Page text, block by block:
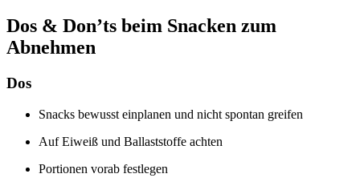
Dos & Don’ts beim Snacken zum
Abnehmen
Dos
Snacks bewusst einplanen und nicht spontan greifen
Auf Eiweiß und Ballaststoffe achten
Portionen vorab festlegen